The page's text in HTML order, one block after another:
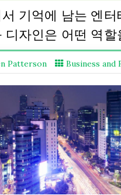
기억에 남는 엔
디자인은 어떤 역할
Patterson Business and